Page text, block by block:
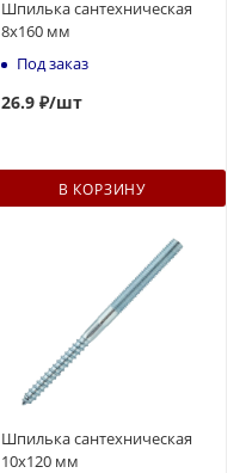
Шпилька сантехническая
8x160 мм
Под заказ
26.9 ₽/шт
В КОРЗИНУ
Шпилька сантехническая
10x120 мм